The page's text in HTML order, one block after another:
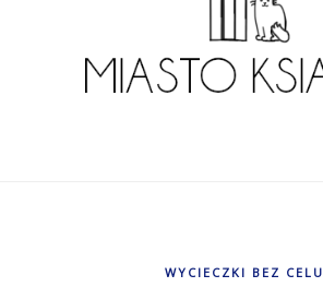
WYCIECZKI BEZ CELU